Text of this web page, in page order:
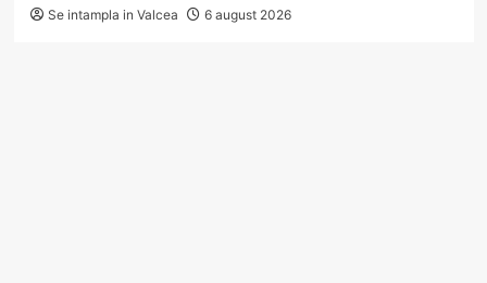
Se intampla in Valcea 6 august 2026